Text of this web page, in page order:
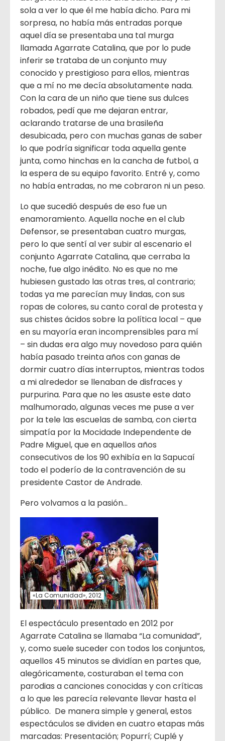
sola a ver lo que él me había dicho. Para mi
sorpresa, no había más entradas porque
aquel día se presentaba una tal murga
llamada Agarrate Catalina, que por lo pude
inferir se trataba de un conjunto muy
conocido y prestigioso para ellos, mientras
que a mí no me decía absolutamente nada.
Con la cara de un niño que tiene sus dulces
robados, pedí que me dejaran entrar,
aclarando tratarse de una brasileña
desubicada, pero con muchas ganas de saber
lo que podría significar toda aquella gente
junta, como hinchas en la cancha de futbol, a
la espera de su equipo favorito. Entré y, como
no había entradas, no me cobraron ni un peso.
Lo que sucedió después de eso fue un
enamoramiento. Aquella noche en el club
Defensor, se presentaban cuatro murgas,
pero lo que sentí al ver subir al escenario el
conjunto Agarrate Catalina, que cerraba la
noche, fue algo inédito. No es que no me
hubiesen gustado las otras tres, al contrario;
todas ya me parecían muy lindas, con sus
ropas de colores, su canto coral de protesta y
sus chistes ácidos sobre la política local – que
en su mayoría eran incomprensibles para mí
– sin dudas era algo muy novedoso para quién
había pasado treinta años con ganas de
dormir cuatro días interruptos, mientras todos
a mi alrededor se llenaban de disfraces y
purpurina. Para que no les asuste este dato
malhumorado, algunas veces me puse a ver
por la tele las escuelas de samba, con cierta
simpatía por la Mocidade Independente de
Padre Miguel, que en aquellos años
consecutivos de los 90 exhibía en la Sapucaí
todo el poderío de la contravención de su
presidente Castor de Andrade.
Pero volvamos a la pasión…
«La Comunidad», 2012
El espectáculo presentado en 2012 por
Agarrate Catalina se llamaba “La comunidad”,
y, como suele suceder con todos los conjuntos,
aquellos 45 minutos se dividían en partes que,
alegóricamente, costuraban el tema con
parodias a canciones conocidas y con críticas
a lo que les parecía relevante llevar hasta el
público. De manera simple y general, estos
espectáculos se dividen en cuatro etapas más
marcadas: Presentación; Popurrí; Cuplé y